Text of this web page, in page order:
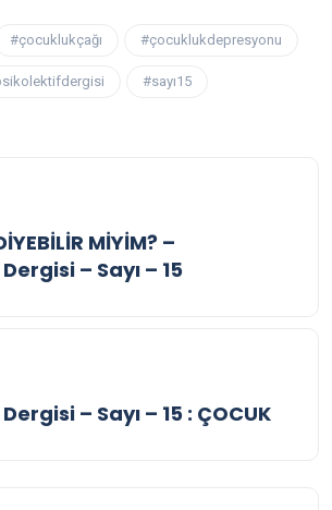
#çocuklukçağı #çocuklukdepresyonu
#sayı15
MİYİM? –
– Sayı – 15
– Sayı – 15 : ÇOCUK